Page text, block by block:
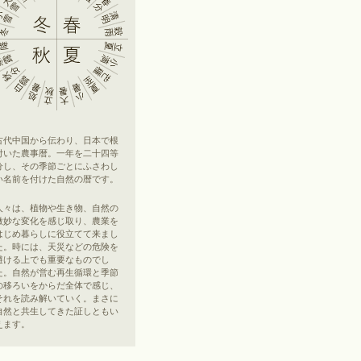
代中国から伝わり、日本で根
いた農事暦。一年を二十四等
し、その季節ごとにふさわし
名前を付けた自然の暦です。
々は、植物や生き物、自然の
妙な変化を感じ取り、農業を
じめ暮らしに役立てて来まし
。時には、天災などの危険を
ける上でも重要なものでし
。自然が営む再生循環と季節
移ろいをからだ全体で感じ、
れを読み解いていく。まさに
然と共生してきた証しともい
ます。